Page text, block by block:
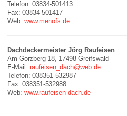
Telefon: 03834-501413
Fax: 03834-501417
Web: www.menofs.de
Dachdeckermeister Jörg Raufeisen
Am Gorzberg 18, 17498 Greifswald
E-Mail: raufeisen_dach@web.de
Telefon: 038351-532987
Fax: 038351-532988
Web: www.raufeisen-dach.de